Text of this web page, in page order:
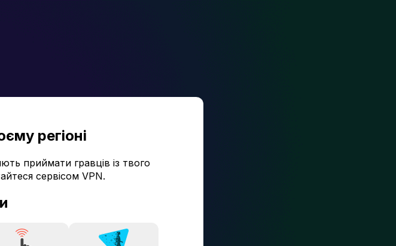
регіоні
приймати гравців із твого
сервісом VPN.